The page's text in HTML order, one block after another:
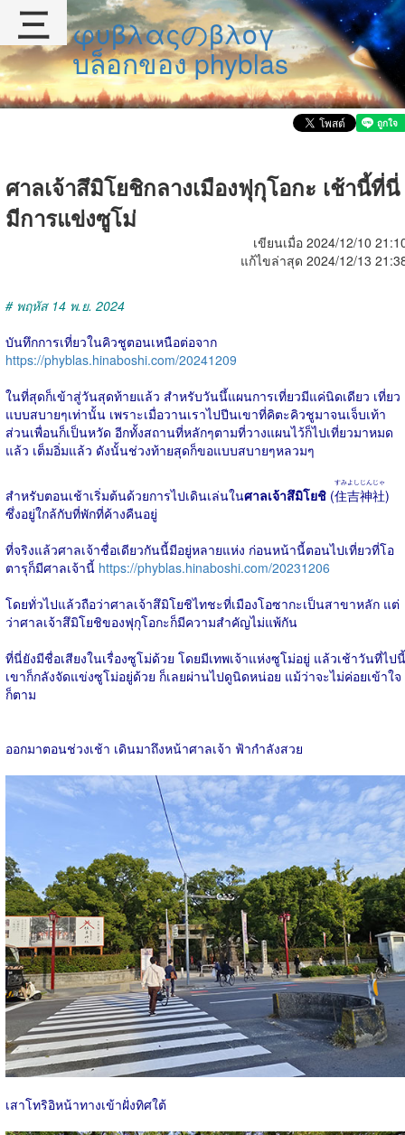
φυβλαςのβλογ
บล็อกของ phyblas
ศาลเจ้าสึมิโยชิกลางเมืองฟุกุโอกะ เช้านี้ที่นี่
มีการแข่งซูโม่
เขียนเมื่อ 2024/12/10
แก้ไขล่าสุด 2024/12/13
# พฤหัส 14 พ.ย. 2024
บันทึกการเที่ยวในคิวชูตอนเหนือต่อจาก
https://phyblas.hinaboshi.com/20241209
ในที่สุดก็เข้าสู่วันสุดท้ายแล้ว สำหรับวันนึ้แผนการเที่ยวมีแค่นิดเดียว เที่ยว
แบบสบายๆเท่านั้น เพราะเมื่อวานเราไปปีนเขาที่คิตะคิวชูมาจนเจ็บเท้า
ส่วนเพื่อนก็เป็นหวัด อีกทั้งสถานที่หลักๆตามที่วางแผนไว้ก็ไปเที่ยวมาหมด
แล้ว เต็มอิ่มแล้ว ดังนั้นช่วงท้ายสุดก็ขอแบบสบายๆหลวมๆ
สำหรับตอนเช้าเริ่มต้นด้วยการไปเดินเล่นในศาลเจ้าสึมิโยชิ (住吉神社
すみよしじんじゃ
)
ซึ่งอยู่ใกล้กับที่พักที่ค้างคืนอยู่
ที่จริงแล้วศาลเจ้าชื่อเดียวกันนี้มีอยู่หลายแห่ง ก่อนหน้านี้ตอนไปเที่ยวที่โอ
ตารุก็มีศาลเจ้านี้ https://phyblas.hinaboshi.com/20231206
โดยทั่วไปแล้วถือว่าศาลเจ้าสึมิโยชิไทชะที่เมืองโอซากะเป็นสาขาหลัก แต่
ว่าศาลเจ้าสึมิโยชิของฟุกุโอกะก็มีความสำคัญไม่แพ้กัน
ที่นี่ยังมีชื่อเสียงในเรื่องซูโม่ด้วย โดยมีเทพเจ้าแห่งซูโม่อยู่ แล้วเช้าวันที่ไปนี้
เขาก็กลังจัดแข่งซูโม่อยู่ด้วย ก็เลยผ่านไปดูนิดหน่อย แม้ว่าจะไม่ค่อยเข้าใจ
ก็ตาม
ออกมาตอนช่วงเช้า เดินมาถึงหน้าศาลเจ้า ฟ้ากำลังสวย
เสาโทริอิหน้าทางเข้าฝั่งทิศใต้
三